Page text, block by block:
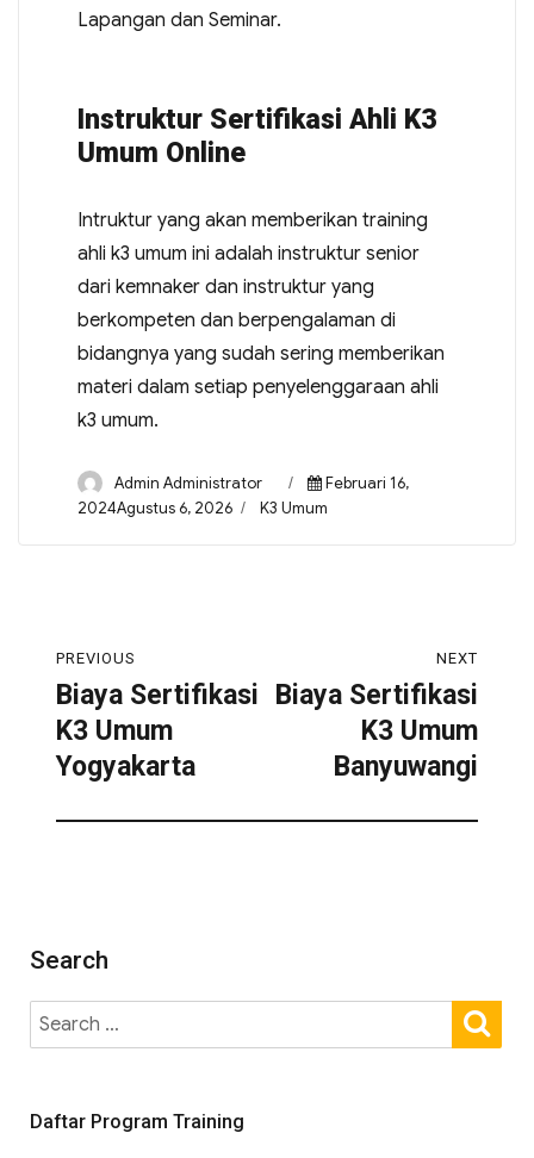
Lapangan dan Seminar.
Instruktur Sertifikasi Ahli K3
Umum Online
Intruktur yang akan memberikan training
ahli k3 umum ini adalah instruktur senior
dari kemnaker dan instruktur yang
berkompeten dan berpengalaman di
bidangnya yang sudah sering memberikan
materi dalam setiap penyelenggaraan ahli
k3 umum.
Admin Administrator
Februari 16,
2024Agustus 6, 2026
K3 Umum
PREVIOUS
Biaya Sertifikasi
K3 Umum
Yogyakarta
NEXT
Biaya Sertifikasi
K3 Umum
Banyuwangi
Search
Daftar Program Training